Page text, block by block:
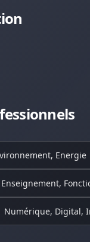
Energie
Enseignement,
Numérique, Digital,